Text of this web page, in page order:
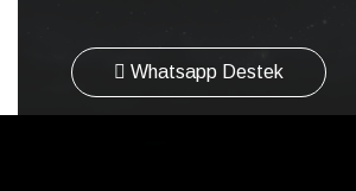
Whatsapp Destek